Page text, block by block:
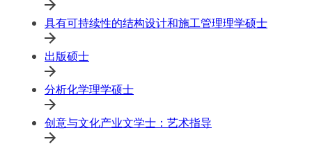
具有可持续性的结构设计和施工管理理学硕士
出版硕士
分析化学理学硕士
创意与文化产业文学士：艺术指导